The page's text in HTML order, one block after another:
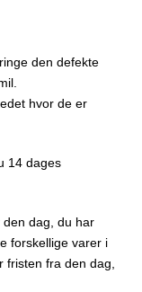
den defekte
hvor de er
14 dages
dag, du har
forskellige varer i
fra den dag,